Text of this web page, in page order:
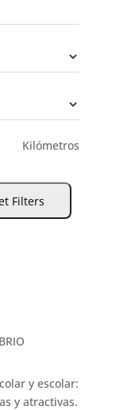
Kilómetros
Filters
y escolar:
y atractivas.